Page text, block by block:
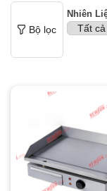
Bộ lọc
Nhiên